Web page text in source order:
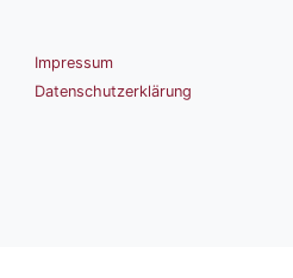
Impressum
Datenschutzerklärung